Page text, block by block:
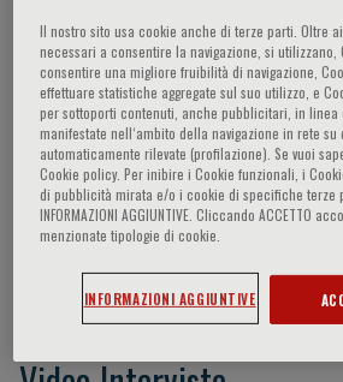
Relatori
Coca Payeras Antonio,
Agabiti-Rosei Enrico,Mancia
Josep,Wyss Fernando
Jaramillo Jose Patricio Lopez,
Louis,LARA TERAN Joffre
Dora Ines,Ramirez Agustin
Il nostro sito usa cookie anche di terze parti. Oltre
necessari a consentire la navigazione, si
consentire una migliore fruibilità di navigazione,
effettuare statistiche aggregate sul suo utilizzo, e
per sottoporti contenuti, anche pubblicitari, in linea
manifestate nell‘ambito della navigazione in rete
automaticamente rilevate (profilazione). Se vuoi
Cookie policy. Per inibire i Cookie funzionali, i
di pubblicità mirata e/o i cookie di specifiche terze
INFORMAZIONI AGGIUNTIVE. Cliccando ACCETTO
menzionate tipologie di cookie.
INFORMAZIONI AGGIUNTIVE